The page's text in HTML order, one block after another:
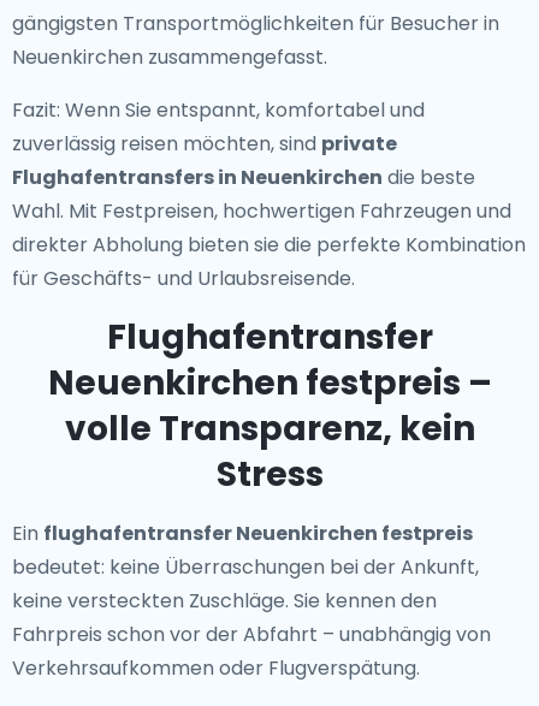
gängigsten Transportmöglichkeiten für Besucher in
Neuenkirchen zusammengefasst.
Fazit: Wenn Sie entspannt, komfortabel und
zuverlässig reisen möchten, sind private
Flughafentransfers in Neuenkirchen die beste
Wahl. Mit Festpreisen, hochwertigen Fahrzeugen und
direkter Abholung bieten sie die perfekte Kombination
für Geschäfts- und Urlaubsreisende.
Flughafentransfer
Neuenkirchen festpreis –
volle Transparenz, kein
Stress
Ein flughafentransfer Neuenkirchen festpreis
bedeutet: keine Überraschungen bei der Ankunft,
keine versteckten Zuschläge. Sie kennen den
Fahrpreis schon vor der Abfahrt – unabhängig von
Verkehrsaufkommen oder Flugverspätung.